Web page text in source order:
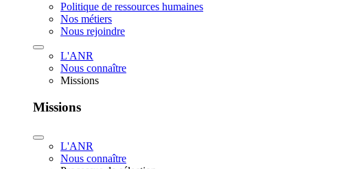
Politique de ressources humaines
Nos métiers
Nous rejoindre
L'ANR
Nous connaître
Missions
Missions
L'ANR
Nous connaître